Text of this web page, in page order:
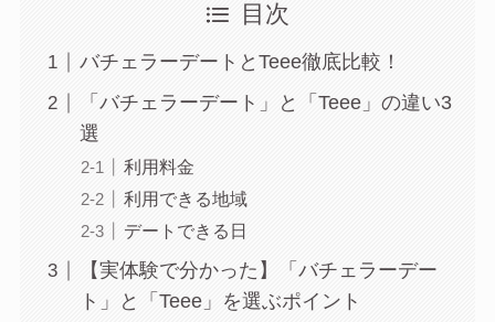
目次
バチェラーデートとTeee徹底比較！
「バチェラーデート」と「Teee」の違い3
選
利用料金
利用できる地域
デートできる日
【実体験で分かった】「バチェラーデー
ト」と「Teee」を選ぶポイント